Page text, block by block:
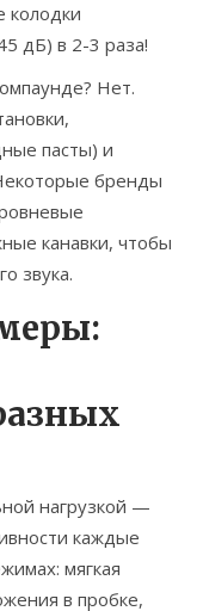
колодки
дБ) в 2-3 раза!
Нет.
пасты) и
бренды
канавки, чтобы
звука.
нагрузкой —
каждые
мягкая
в пробке,